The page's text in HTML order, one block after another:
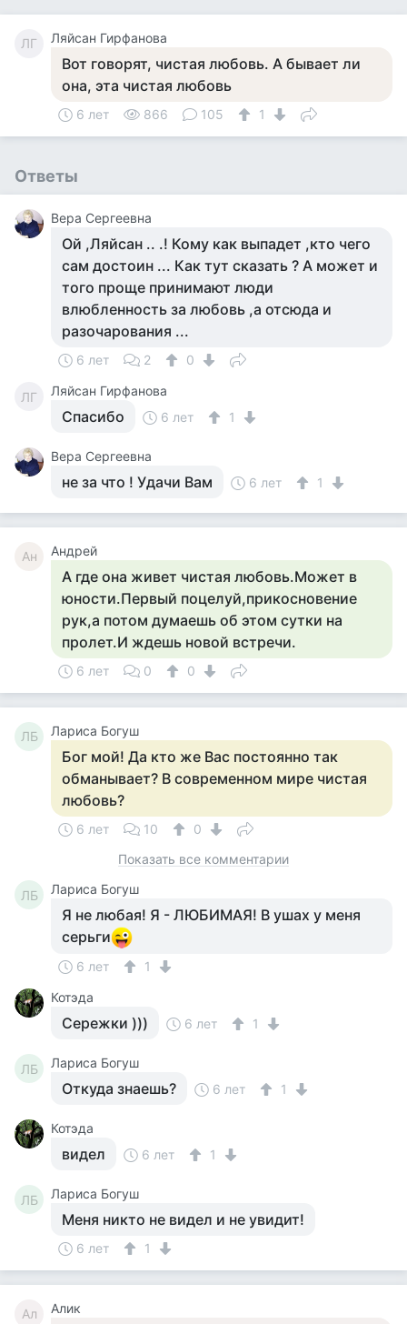
ЛГ Ляйсан Гирфанова
Вот говорят, чистая любовь. А бывает ли
она, эта чистая любовь
6 лет 866 105 1
Ответы
Вера Сергеевна
Ой ,Ляйсан .. .! Кому как выпадет ,кто чего
сам достоин ... Как тут сказать ? А может и
того проще принимают люди
влюбленность за любовь ,а отсюда и
разочарования ...
6 лет 2 0
ЛГ Ляйсан Гирфанова
Спасибо 6 лет 1
Вера Сергеевна
не за что ! Удачи Вам 6 лет 1
Ан Андрей
А где она живет чистая любовь.Может в
юности.Первый поцелуй,прикосновение
рук,а потом думаешь об этом сутки на
пролет.И ждешь новой встречи.
6 лет 0 0
ЛБ Лариса Богуш
Бог мой! Да кто же Вас постоянно так
обманывает? В современном мире чистая
любовь?
6 лет 10
0
Показать все комментарии
ЛБ Лариса Богуш
Я не любая! Я - ЛЮБИМАЯ! В ушах у меня
серьги
6 лет
1
Котэда
Сережки ))) 6 лет 1
ЛБ Лариса Богуш
Откуда знаешь? 6 лет 1
Котэда
видел 6 лет 1
ЛБ Лариса Богуш
Меня никто не видел и не увидит!
6 лет 1
Ал Алик